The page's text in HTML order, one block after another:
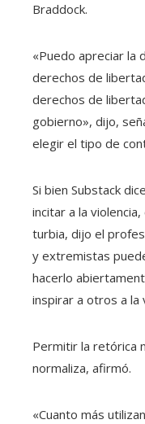
Braddock.
«Puedo apreciar la
derechos de
derechos de
gobierno», dijo,
elegir el tipo de
Si bien Substack
incitar a la
turbia, dijo el
y extremistas
hacerlo
inspirar a otros a la
Permitir la retórica
normaliza, afirmó.
«Cuanto más